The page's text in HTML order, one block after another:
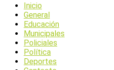
Inicio
General
Educación
Municipales
Policiales
Política
Deportes